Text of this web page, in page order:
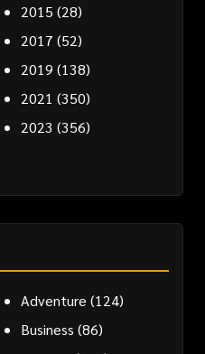
2015 (28)
2017 (52)
2019 (138)
2021 (350)
2023 (356)
Adventure (124)
Business (86)